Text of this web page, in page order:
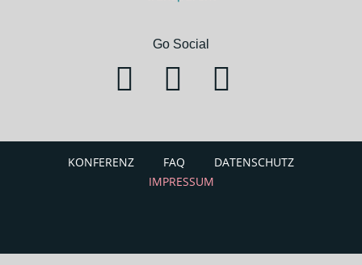
Go Social
KONFERENZ FAQ
DATENSCHUTZ
IMPRESSUM